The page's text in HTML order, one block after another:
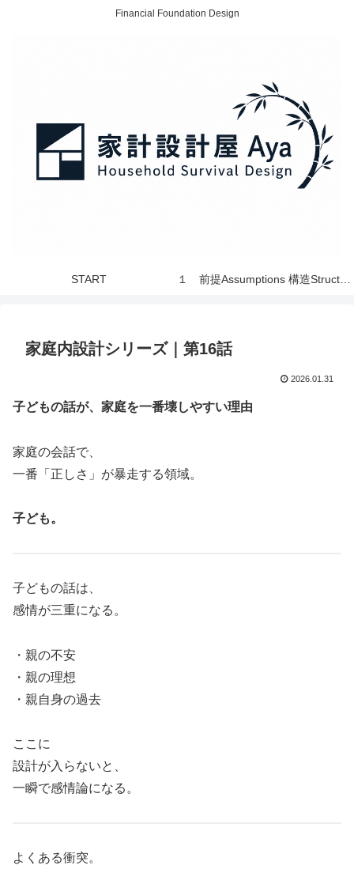
Financial Foundation Design
START
家庭内設計シリーズ｜第16話
2026.01.31
子どもの話が、家庭を一番壊しやすい理由
家庭の会話で、
一番「正しさ」が暴走する領域。
子ども。
子どもの話は、
感情が三重になる。
・親の不安
・親の理想
・親自身の過去
ここに
設計が入らないと、
一瞬で感情論になる。
よくある衝突。